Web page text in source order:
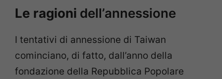
Le ragioni dell’annessione
I tentativi di annessione di Taiwan
cominciano, di fatto, dall’anno della
fondazione della Repubblica Popolare